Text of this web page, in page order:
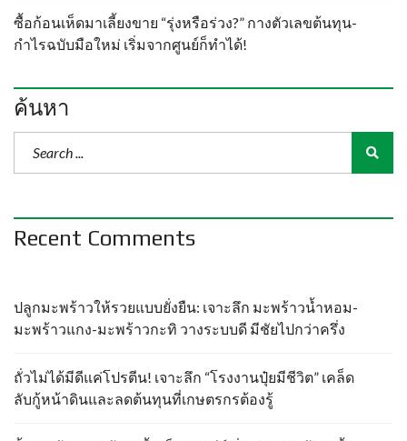
ซื้อก้อนเห็ดมาเลี้ยงขาย “รุ่งหรือร่วง?” กางตัวเลขต้นทุน-
กำไรฉบับมือใหม่ เริ่มจากศูนย์ก็ทำได้!
ค้นหา
Recent Comments
ปลูกมะพร้าวให้รวยแบบยั่งยืน: เจาะลึก มะพร้าวน้ำหอม-
มะพร้าวแกง-มะพร้าวกะทิ วางระบบดี มีชัยไปกว่าครึ่ง
ถั่วไม่ได้มีดีแค่โปรตีน! เจาะลึก “โรงงานปุ๋ยมีชีวิต” เคล็ด
ลับกู้หน้าดินและลดต้นทุนที่เกษตรกรต้องรู้